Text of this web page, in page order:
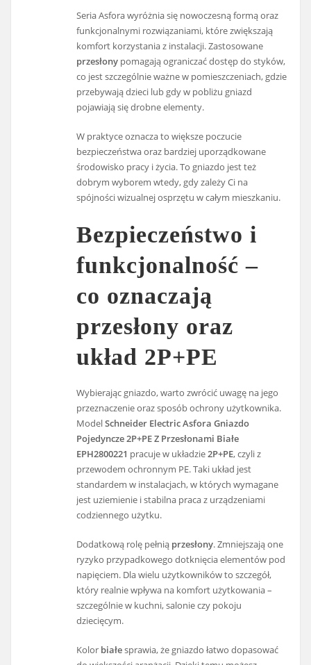
Seria Asfora wyróżnia się nowoczesną formą oraz
funkcjonalnymi rozwiązaniami, które zwiększają
komfort korzystania z instalacji. Zastosowane
przesłony pomagają ograniczać dostęp do styków,
co jest szczególnie ważne w pomieszczeniach, gdzie
przebywają dzieci lub gdy w pobliżu gniazd
pojawiają się drobne elementy.
W praktyce oznacza to większe poczucie
bezpieczeństwa oraz bardziej uporządkowane
środowisko pracy i życia. To gniazdo jest też
dobrym wyborem wtedy, gdy zależy Ci na
spójności wizualnej osprzętu w całym mieszkaniu.
Bezpieczeństwo i
funkcjonalność –
co oznaczają
przesłony oraz
układ 2P+PE
Wybierając gniazdo, warto zwrócić uwagę na jego
przeznaczenie oraz sposób ochrony użytkownika.
ModelSchneider Electric Asfora Gniazdo
Pojedyncze 2P+PE Z Przesłonami Białe
EPH2800221 pracuje w układzie2P+PE, czyli z
przewodem ochronnym PE. Taki układ jest
standardem w instalacjach, w których wymagane
jest uziemienie i stabilna praca z urządzeniami
codziennego użytku.
Dodatkową rolę pełnią przesłony. Zmniejszają one
ryzyko przypadkowego dotknięcia elementów pod
napięciem. Dla wielu użytkowników to szczegół,
który realnie wpływa na komfort użytkowania –
szczególnie w kuchni, salonie czy pokoju
dziecięcym.
Kolor białesprawia, że gniazdo łatwo dopasować